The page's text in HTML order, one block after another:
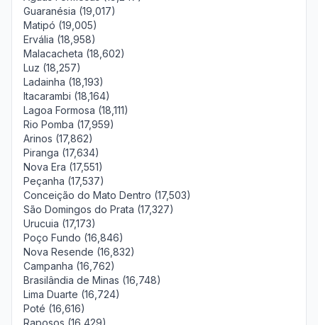
Guaranésia (19,017)
Matipó (19,005)
Ervália (18,958)
Malacacheta (18,602)
Luz (18,257)
Ladainha (18,193)
Itacarambi (18,164)
Lagoa Formosa (18,111)
Rio Pomba (17,959)
Arinos (17,862)
Piranga (17,634)
Nova Era (17,551)
Peçanha (17,537)
Conceição do Mato Dentro (17,503)
São Domingos do Prata (17,327)
Urucuia (17,173)
Poço Fundo (16,846)
Nova Resende (16,832)
Campanha (16,762)
Brasilândia de Minas (16,748)
Lima Duarte (16,724)
Poté (16,616)
Raposos (16,429)